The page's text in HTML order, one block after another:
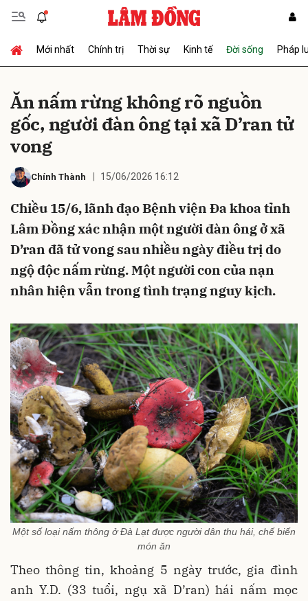
Mới nhất Chính trị Thời sự Kinh tế Đời sống Pháp
Ăn nấm rừng không rõ nguồn
gốc, người đàn ông tại xã D’ran tử
vong
Chính Thành 15/06/2026 16:12
Chiều 15/6, lãnh đạo Bệnh viện Đa khoa tỉnh
Lâm Đồng xác nhận một người đàn ông ở xã
D’ran đã tử vong sau nhiều ngày điều trị do
ngộ độc nấm rừng. Một người con của nạn
nhân hiện vẫn trong tình trạng nguy kịch.
Một số loại nấm thông ở Đà Lạt được người dân thu hái, chế biến
món ăn
Theo thông tin, khoảng 5 ngày trước, gia đình
anh Y.D. (33 tuổi, ngụ xã D’ran) hái nấm mọc
Gửi bình luận
Hủy Gửi